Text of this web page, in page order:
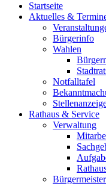
Startseite
Aktuelles &
Bürgerinfo
Wahlen
Notfalltafel
Rathaus & Service
Verwaltung